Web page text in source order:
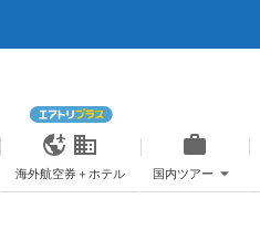
海外航空券＋ホテル 国内ツアー